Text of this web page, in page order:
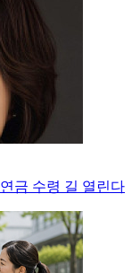
금 수령 길 열린다